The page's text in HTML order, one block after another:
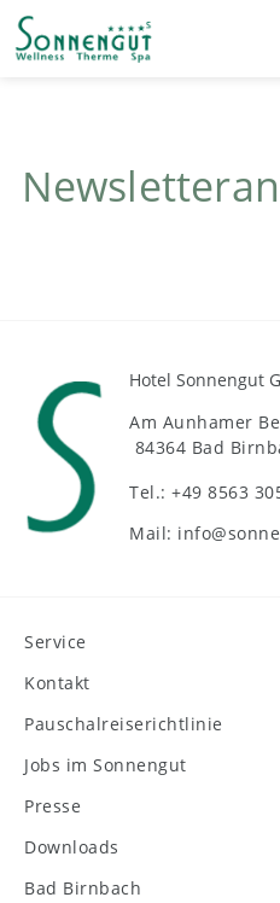
Hotel Sonnengut
Am Aunhamer
84364 Bad
Tel.: +49 8563
Mail:
Service
Kontakt
Pauschalreiserichtlinie
Jobs im Sonnengut
Presse
Downloads
Bad Birnbach